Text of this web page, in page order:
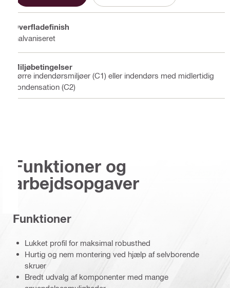
Overfladefinish
Galvaniseret
Miljøbetingelser
Tørre indendørsmiljøer (C1) eller indendørs med midlertidig
kondensation (C2)
Funktioner og
arbejdsopgaver
Funktioner
Lukket profil for maksimal robusthed
Hurtig og nem montering ved hjælp af selvborende
skruer
Bredt udvalg af komponenter med mange